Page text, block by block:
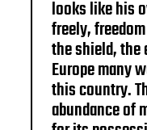
looks like his
freely,
the shield, the
Europe many
this country.
abundance of